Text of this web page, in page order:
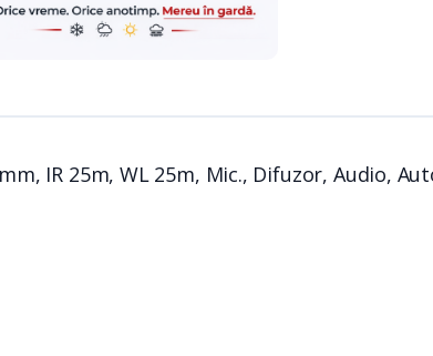
IR 25m, WL 25m, Mic., Difuzor, Audio,